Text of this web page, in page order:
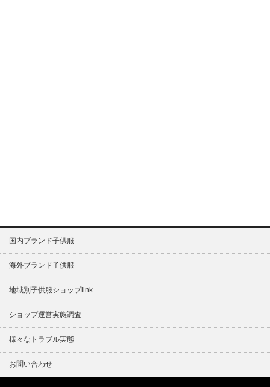
国内ブランド子供服
海外ブランド子供服
地域別子供服ショップlink
ショップ運営実態調査
様々なトラブル実態
お問い合わせ